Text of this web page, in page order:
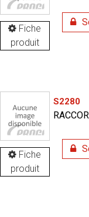
Fiche
produit
Fiche
produit
S2280